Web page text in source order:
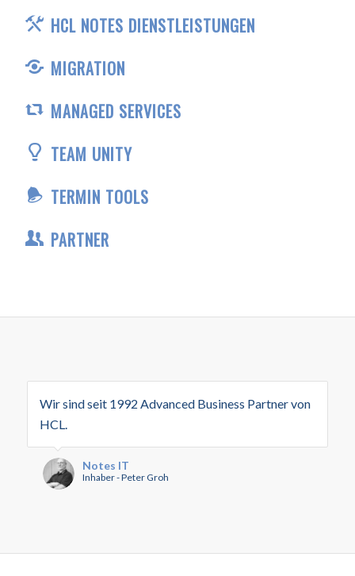
HCL NOTES DIENSTLEISTUNGEN
MIGRATION
MANAGED SERVICES
TEAM UNITY
TERMIN TOOLS
PARTNER
Wir sind seit 1992 Advanced Business Partner von
HCL.
Notes IT
Inhaber - Peter Groh